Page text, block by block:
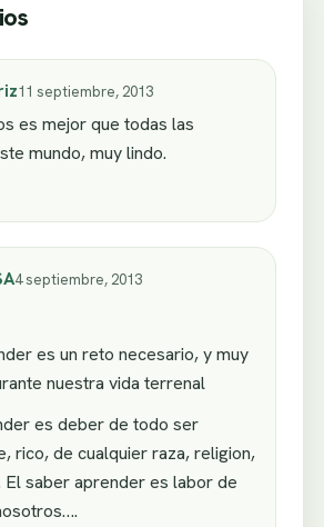
11 septiembre, 2013
es mejor que todas las
mundo, muy lindo.
4 septiembre, 2013
es un reto necesario, y muy
nuestra vida terrenal
es deber de todo ser
rico, de cualquier raza, religion,
El saber aprender es labor de